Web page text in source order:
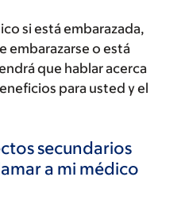
si está embarazada,
embarazarse o está
que hablar acerca
para usted y el
secundarios
a mi médico